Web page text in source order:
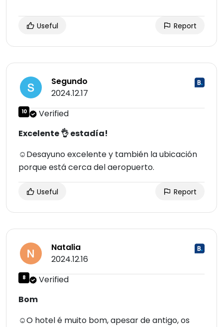
Useful Report
Segundo
2024.12.17
10
Verified
Excelente 👌 estadía!
☺Desayuno excelente y también la ubicación
porque está cerca del aeropuerto.
Useful Report
Natalia
2024.12.16
8
Verified
Bom
☺O hotel é muito bom, apesar de antigo, os